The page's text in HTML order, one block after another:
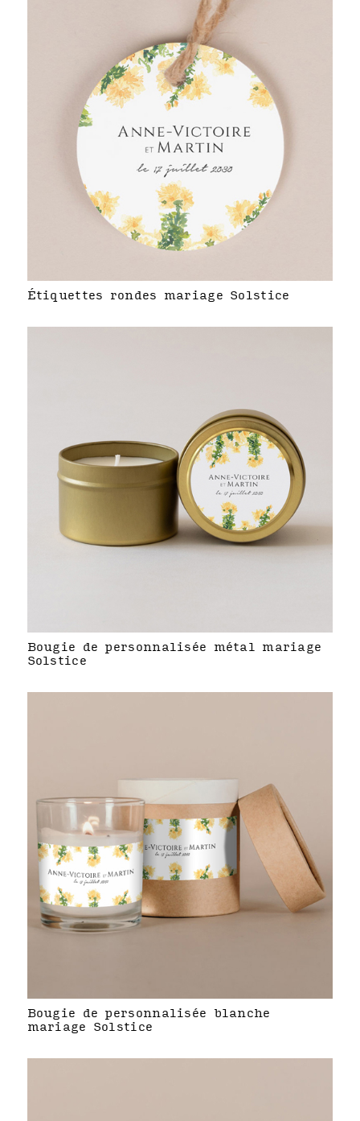
Étiquettes rondes mariage Solstice
Bougie de personnalisée métal mariage
Solstice
Bougie de personnalisée blanche
mariage Solstice